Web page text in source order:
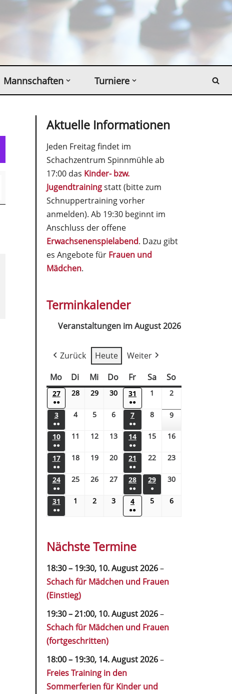
Mannschaften Turniere
Aktuelle Informationen
Jeden Freitag findet im
Schachzentrum Spinnmühle ab
17:00 das Kinder- bzw.
Jugendtrainingstatt (bitte zum
Schnuppertraining vorher
anmelden). Ab 19:30 beginnt im
Anschluss der offene
Erwachsenenspielabend. Dazu gibt
es Angebote für Frauen und
Mädchen.
Terminkalender
Veranstaltungen im August 2026
Zurück Heute
Weiter
Mo
Di Mi Do Fr Sa So
27
●●
28 29 30 31
●●
1 2
3
●●
4 5 6 7
●●
8 9
10
●●
11 12 13 14
●●
15 16
17
●●
18 19 20 21
●●
22 23
24
●●
25 26 27 28
●●
29
●
30
31
●●
1 2 3 4
●●
5 6
Nächste Termine
18:30– 19:30, 10. August 2026–
Schach für Mädchen und Frauen
(Einstieg)
19:30–21:00, 10. August 2026–
Schach für Mädchen und Frauen
(fortgeschritten)
18:00– 19:30, 14. August 2026–
Freies Training in den
Sommerferien für Kinder und